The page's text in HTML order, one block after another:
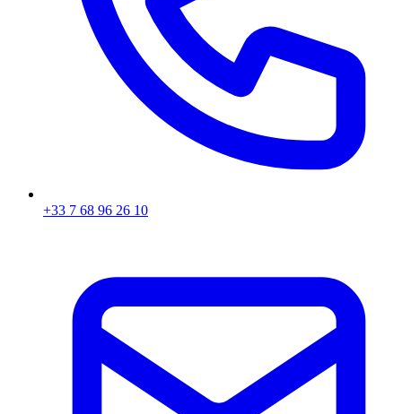
+33 7 68 96 26 10